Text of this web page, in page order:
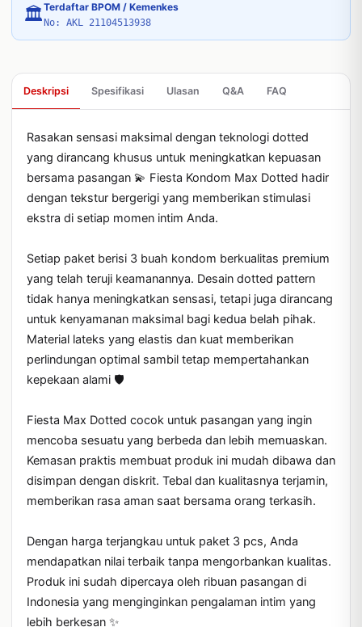
🏛Terdaftar BPOM / Kemenkes
No: AKL 21104513938
Deskripsi Spesifikasi Ulasan Q&A FAQ
Rasakan sensasi maksimal dengan teknologi dotted
yang dirancang khusus untuk meningkatkan kepuasan
bersama pasangan 💫 Fiesta Kondom Max Dotted hadir
dengan tekstur bergerigi yang memberikan stimulasi
ekstra di setiap momen intim Anda.
Setiap paket berisi 3 buah kondom berkualitas premium
yang telah teruji keamanannya. Desain dotted pattern
tidak hanya meningkatkan sensasi, tetapi juga dirancang
untuk kenyamanan maksimal bagi kedua belah pihak.
Material lateks yang elastis dan kuat memberikan
perlindungan optimal sambil tetap mempertahankan
kepekaan alami 🛡️
Fiesta Max Dotted cocok untuk pasangan yang ingin
mencoba sesuatu yang berbeda dan lebih memuaskan.
Kemasan praktis membuat produk ini mudah dibawa dan
disimpan dengan diskrit. Tebal dan kualitasnya terjamin,
memberikan rasa aman saat bersama orang terkasih.
Dengan harga terjangkau untuk paket 3 pcs, Anda
mendapatkan nilai terbaik tanpa mengorbankan kualitas.
Produk ini sudah dipercaya oleh ribuan pasangan di
Indonesia yang menginginkan pengalaman intim yang
lebih berkesan ✨